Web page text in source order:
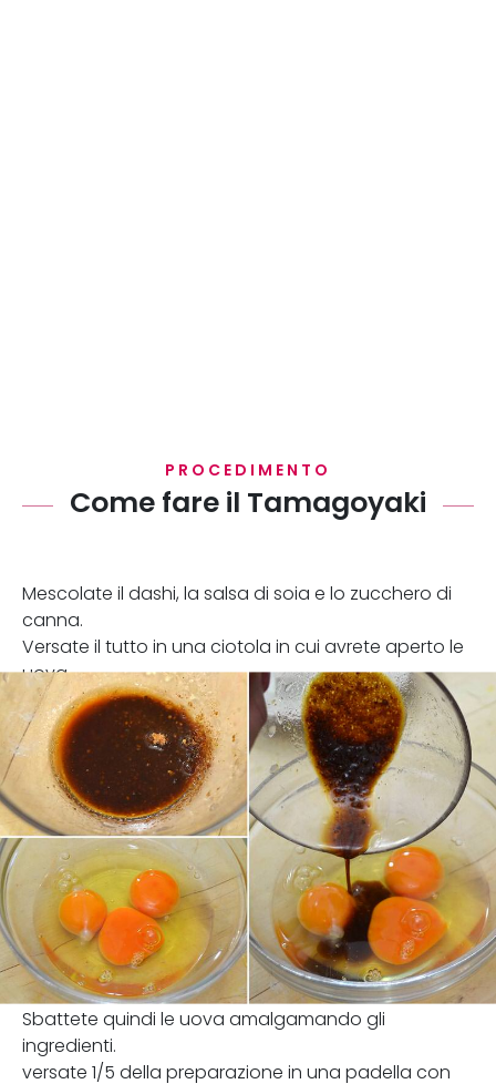
PROCEDIMENTO
Come fare il Tamagoyaki
Mescolate il dashi, la salsa di soia e lo zucchero di
canna.
Versate il tutto in una ciotola in cui avrete aperto le
uova.
Sbattete quindi le uova amalgamando gli
ingredienti.
versate 1/5 della preparazione in una padella con